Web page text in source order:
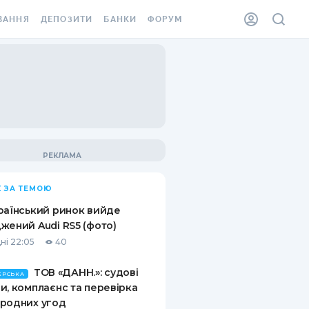
ВІНЬЄТКА
ВІД
ВИПАДКІВ
ДЕПОЗИТИ
ПИТАННЯ ТА ВІДПОВІДІ
ДЕПОЗИТНИЙ КАЛЬКУЛЯТОР
ПУТІВНИКИ ПО
БАНКИ ФОРУМ
ЗА ТЕМОЮ
ринок вийде
Audi RS5 (фото)
22:05 40
ТОВ «ДАНН.»: судові
комплаєнс та перевірка
угод